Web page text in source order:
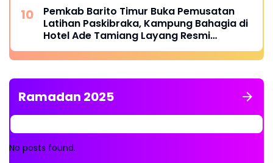
Pemkab Barito Timur Buka Pemusatan
Latihan Paskibraka, Kampung Bahagia di
Hotel Ade Tamiang Layang Resmi
Difungsikan
Ramadan 2025
No posts found.